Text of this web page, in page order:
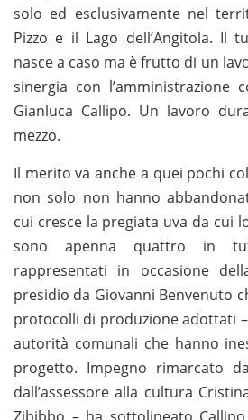
solo ed esclusivamente nel
Pizzo e il Lago dell’Angitola. Il
nasce a caso ma è frutto di un
sinergia con l’amministrazione
Gianluca Callipo. Un lavoro
mezzo.
Il merito va anche a quei pochi
non solo non hanno
cui cresce la pregiata uva da cui
sono apenna quattro in
rappresentati in occasione
presidio da Giovanni Benvenuto
protocolli di produzione adottati –
autorità comunali che hanno
progetto. Impegno rimarcato
dall’assessore alla cultura